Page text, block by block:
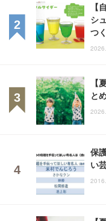
【
シ
つ
【
と
保
い